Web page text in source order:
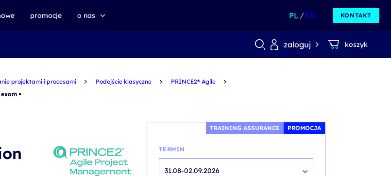
promocje o nas PL EN KONTAKT
zaloguj koszyk
projektami i procesami Podejście klasyczne
PRINCE2® Agile
TRAINING ASSURANCE PROMOCJA
TERMIN
31.08-02.09.2026